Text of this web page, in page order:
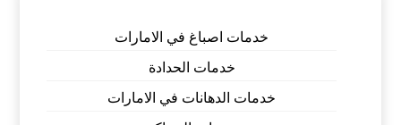
خدمات اصباغ في الامارات
خدمات الحدادة
خدمات الدهانات في الامارات